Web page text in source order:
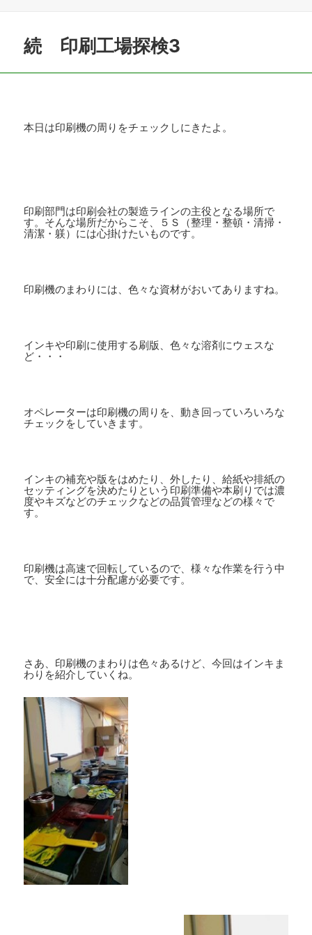
続 印刷工場探検3
本日は印刷機の周りをチェックしにきたよ。
印刷部門は印刷会社の製造ラインの主役となる場所で
す。そんな場所だからこそ、５Ｓ（整理・整頓・清掃・
清潔・躾）には心掛けたいものです。
印刷機のまわりには、色々な資材がおいてありますね。
インキや印刷に使用する刷版、色々な溶剤にウェスな
ど・・・
オペレーターは印刷機の周りを、動き回っていろいろな
チェックをしていきます。
インキの補充や版をはめたり、外したり、給紙や排紙の
セッティングを決めたりという印刷準備や本刷りでは濃
度やキズなどのチェックなどの品質管理などの様々で
す。
印刷機は高速で回転しているので、様々な作業を行う中
で、安全には十分配慮が必要です。
さあ、印刷機のまわりは色々あるけど、今回はインキま
わりを紹介していくね。